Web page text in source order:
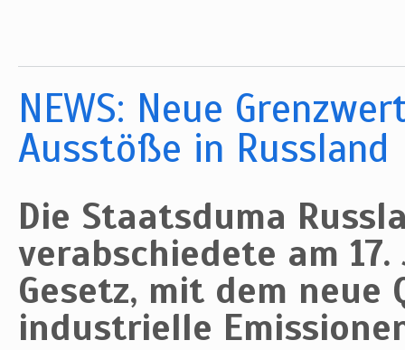
NEWS: Neue
Ausstöße in Russland
Die Staatsduma
verabschiedete am
Gesetz, mit dem neue
industrielle